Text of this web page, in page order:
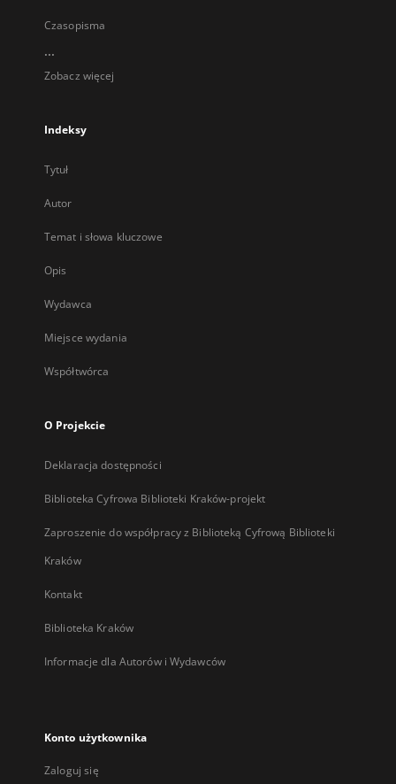
Czasopisma
...
Zobacz więcej
Indeksy
Tytuł
Autor
Temat i słowa kluczowe
Opis
Wydawca
Miejsce wydania
Współtwórca
O Projekcie
Deklaracja dostępności
Biblioteka Cyfrowa Biblioteki Kraków-projekt
Zaproszenie do współpracy z Biblioteką Cyfrową Biblioteki
Kraków
Kontakt
Biblioteka Kraków
Informacje dla Autorów i Wydawców
Konto użytkownika
Zaloguj się